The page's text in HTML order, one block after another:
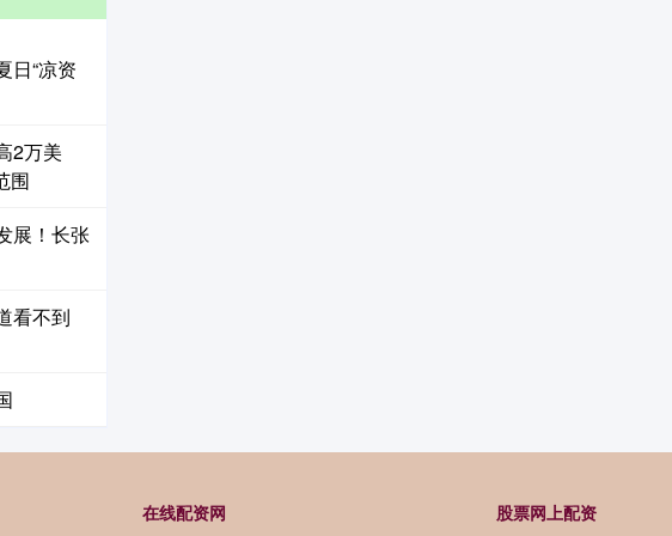
日“凉资
2万美
围
展！长张
看不到
在线配资网 股票网上配资